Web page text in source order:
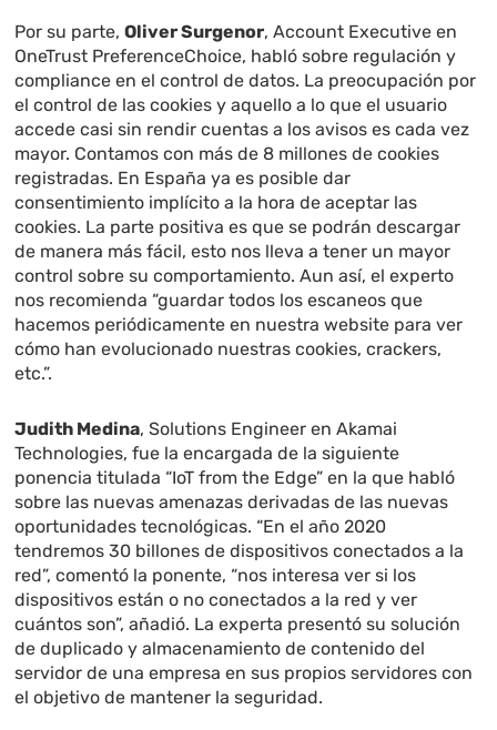
Por su parte,Oliver Surgenor, Account Executive en
OneTrust PreferenceChoice, habló sobre regulación y
compliance en el control de datos. La preocupación por
el control de las cookies y aquello a lo que el usuario
accede casi sin rendir cuentas a los avisos es cada vez
mayor. Contamos con más de 8 millones de cookies
registradas. En España ya es posible dar
consentimiento implícito a la hora de aceptar las
cookies. La parte positiva es que se podrán descargar
de manera más fácil, esto nos lleva a tener un mayor
control sobre su comportamiento. Aun así, el experto
nos recomienda “guardar todos los escaneos que
hacemos periódicamente en nuestra website para ver
cómo han evolucionado nuestras cookies, crackers,
etc.”.
Judith Medina, Solutions Engineer en Akamai
Technologies, fue la encargada de la siguiente
ponencia titulada “IoT from the Edge” en la que habló
sobre las nuevas amenazas derivadas de las nuevas
oportunidades tecnológicas. “En el año 2020
tendremos 30 billones de dispositivos conectados a la
red”, comentó la ponente, “nos interesa ver si los
dispositivos están o no conectados a la red y ver
cuántos son”, añadió. La experta presentó su solución
de duplicado y almacenamiento de contenido del
servidor de una empresa en sus propios servidores con
el objetivo de mantener la seguridad.